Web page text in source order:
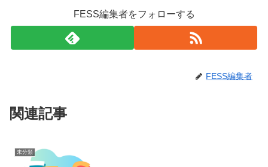
FESS編集者をフォローする
FESS編集者
関連記事
未分類